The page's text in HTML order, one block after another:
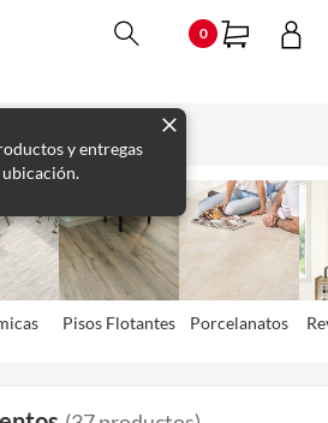
0
y entregas
Pisos Flotantes Porcelanatos